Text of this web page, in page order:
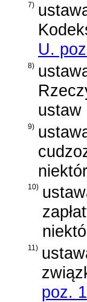
7)
U.
8)
ustaw
9)
10)
11)
poz.